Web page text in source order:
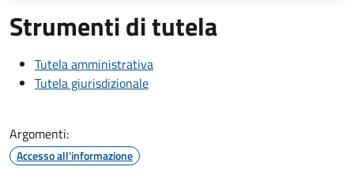
Strumenti di tutela
Tutela amministrativa
Tutela giurisdizionale
Argomenti:
Accesso all'informazione